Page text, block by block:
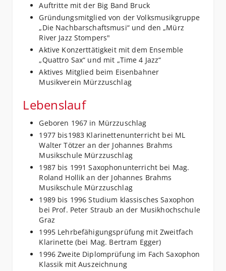
Auftritte mit der Big Band Bruck
Gründungsmitglied von der Volksmusikgruppe
„Die Nachbarschaftsmusi“ und den „Mürz
River Jazz Stompers"
Aktive Konzerttätigkeit mit dem Ensemble
„Quattro Sax“ und mit „Time 4 Jazz“
Aktives Mitglied beim Eisenbahner
Musikverein Mürzzuschlag
Lebenslauf
Geboren 1967 in Mürzzuschlag
1977 bis1983 Klarinettenunterricht bei ML
Walter Tötzer an der Johannes Brahms
Musikschule Mürzzuschlag
1987 bis 1991 Saxophonunterricht bei Mag.
Roland Hollik an der Johannes Brahms
Musikschule Mürzzuschlag
1989 bis 1996 Studium klassisches Saxophon
bei Prof. Peter Straub an der Musikhochschule
Graz
1995 Lehrbefähigungsprüfung mit Zweitfach
Klarinette (bei Mag. Bertram Egger)
1996 Zweite Diplomprüfung im Fach Saxophon
Klassik mit Auszeichnung